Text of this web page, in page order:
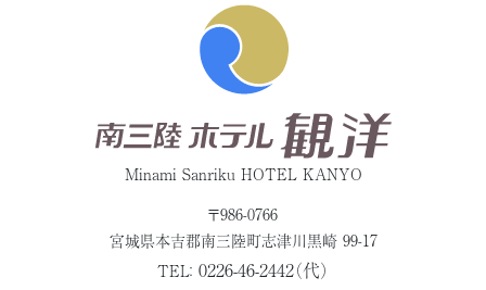
Minami Sanriku HOTEL KANYO
〒986-0766
宮城県本吉郡南三陸町志津川黒崎 99-17
TEL： 0226-46-2442（代）